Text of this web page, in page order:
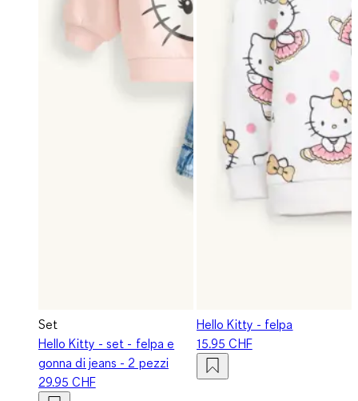
Set
Hello Kitty - set - felpa e
gonna di jeans - 2 pezzi
29.95 CHF
Hello Kitty - felpa
15.95 CHF